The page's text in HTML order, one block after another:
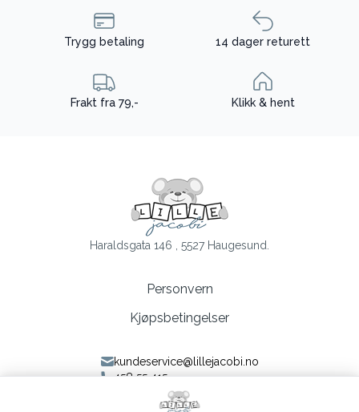
Trygg betaling 14 dager returett
Frakt fra 79,- Klikk & hent
Haraldsgata 146 , 5527 Haugesund.
Personvern
Kjøpsbetingelser
kundeservice@lillejacobi.no
458 55 415
Følg oss på Facebook